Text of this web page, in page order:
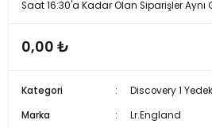
Saat 16:30'a Kadar Olan Siparişler Aynı
0,00 ₺
Kategori
Discovery 1
Marka
Lr.England